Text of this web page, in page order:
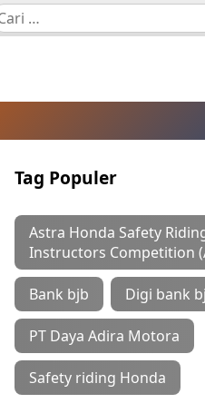
Tag Populer
Astra Honda Safety
Instructors Competition
Bank bjb Digi bank
PT Daya Adira Motora
Safety riding Honda